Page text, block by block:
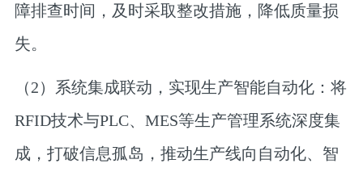
障排查时间，及时采取整改措施，降低质量损
失。
（2）系统集成联动，实现生产智能自动化： 将
RFID技术与PLC、MES等生产管理系统深度集
成，打破信息孤岛，推动生产线向自动化、智